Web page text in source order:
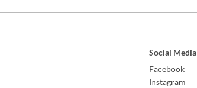
Social Media
Facebook
Instagram